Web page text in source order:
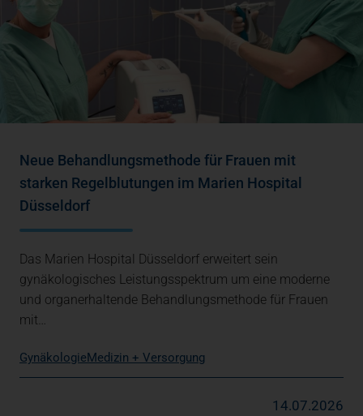
Neue Behandlungsmethode für Frauen mit
starken Regelblutungen im Marien Hospital
Düsseldorf
Das Marien Hospital Düsseldorf erweitert sein
gynäkologisches Leistungsspektrum um eine moderne
und organerhaltende Behandlungsmethode für Frauen
mit…
GynäkologieMedizin + Versorgung
14.07.2026